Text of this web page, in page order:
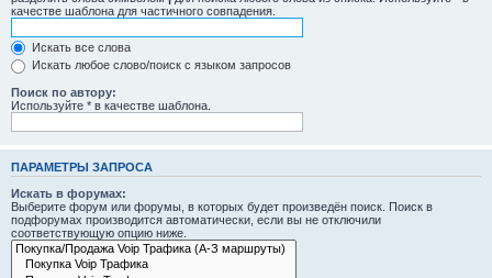
качестве шаблона для частичного совпадения.
Искать все слова
Искать любое слово/поиск с языком запросов
Поиск по автору:
Используйте * в качестве шаблона.
ПАРАМЕТРЫ ЗАПРОСА
Искать в форумах:
Выберите форум или форумы, в которых будет произведён поиск. Поиск в
подфорумах производится автоматически, если вы не отключили
соответствующую опцию ниже.